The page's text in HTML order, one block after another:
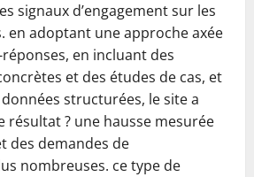
signaux d’engagement sur les
en adoptant une approche axée
en incluant des
et des études de cas, et
structurées, le site a
résultat ? une hausse mesurée
des demandes de
nombreuses. ce type de